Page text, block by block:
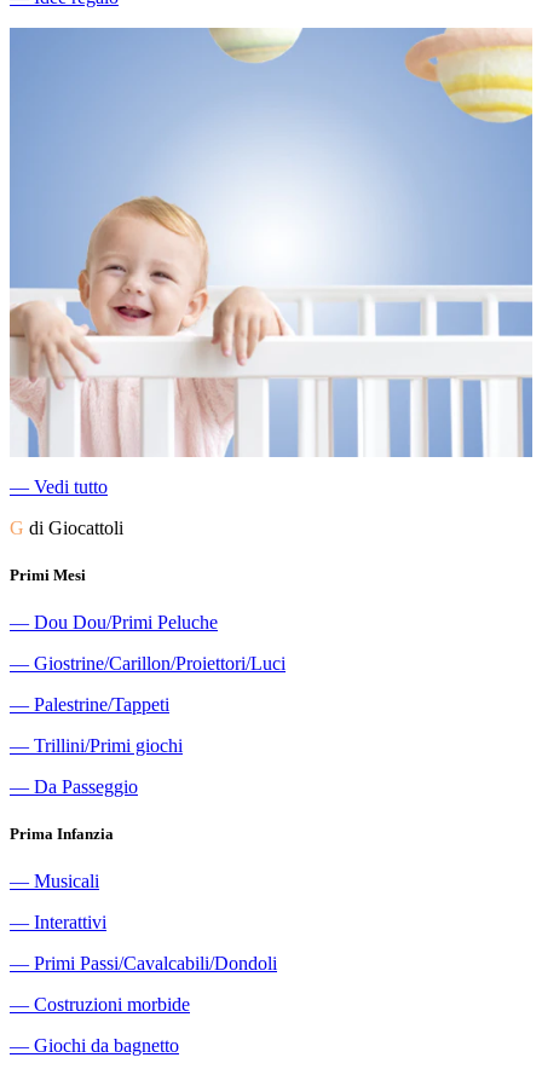
― Vedi tutto
G di Giocattoli
Primi Mesi
― Dou Dou/Primi Peluche
― Giostrine/Carillon/Proiettori/Luci
― Palestrine/Tappeti
― Trillini/Primi giochi
― Da Passeggio
Prima Infanzia
― Musicali
― Interattivi
― Primi Passi/Cavalcabili/Dondoli
― Costruzioni morbide
― Giochi da bagnetto